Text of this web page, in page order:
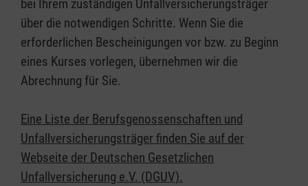
bei Ihrem zuständigen Unfallversicherungsträger
über die notwendigen Schritte. Wenn Sie die
erforderlichen Bescheinigungen vor bzw. zu Beginn
eines Kurses vorlegen, übernehmen wir die
Abrechnung für Sie.
Eine Liste der Berufsgenossenschaften und
Unfallversicherungsträger finden Sie auf der
Webseite der Deutschen Gesetzlichen
Unfallversicherung e.V. (DGUV).